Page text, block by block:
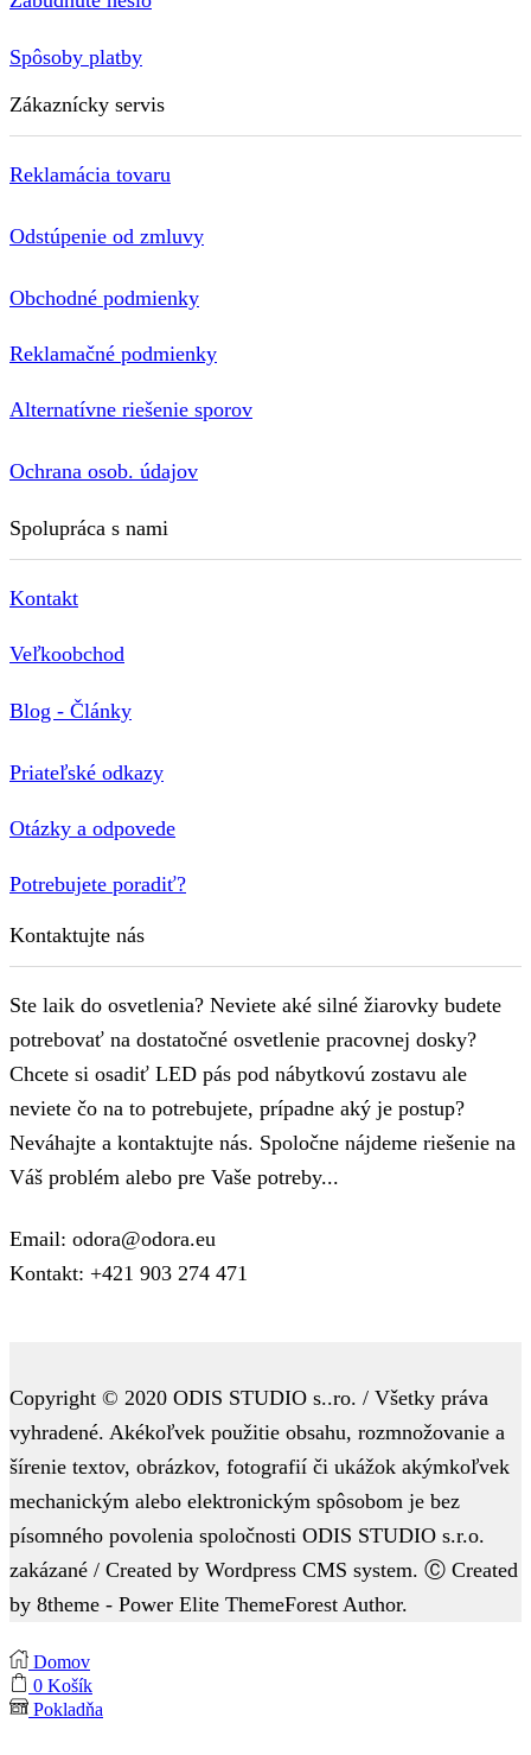
Spôsoby platby
Zákaznícky servis
Reklamácia tovaru
Odstúpenie od zmluvy
Obchodné podmienky
Reklamačné podmienky
Alternatívne riešenie sporov
Ochrana osob. údajov
Spolupráca s nami
Kontakt
Veľkoobchod
Blog - Články
Priateľské odkazy
Otázky a odpovede
Potrebujete poradiť?
Kontaktujte nás
Ste laik do osvetlenia? Neviete aké silné žiarovky budete
potrebovať na dostatočné osvetlenie pracovnej dosky?
Chcete si osadiť LED pás pod nábytkovú zostavu ale
neviete čo na to potrebujete, prípadne aký je postup?
Neváhajte a kontaktujte nás. Spoločne nájdeme riešenie na
Váš problém alebo pre Vaše potreby...
Email: odora@odora.eu
Kontakt: +421 903 274 471
Copyright © 2020 ODIS STUDIO s..ro. / Všetky práva
vyhradené. Akékoľvek použitie obsahu, rozmnožovanie a
šírenie textov, obrázkov, fotografií či ukážok akýmkoľvek
mechanickým alebo elektronickým spôsobom je bez
písomného povolenia spoločnosti ODIS STUDIO s.r.o.
zakázané / Created by Wordpress CMS system. Ⓒ Created
by 8theme - Power Elite ThemeForest Author.
Domov
0 Košík
Pokladňa